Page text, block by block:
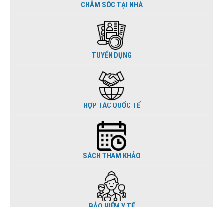
CHĂM SÓC TẠI NHÀ
TUYỂN DỤNG
HỢP TÁC QUỐC TẾ
SÁCH THAM KHẢO